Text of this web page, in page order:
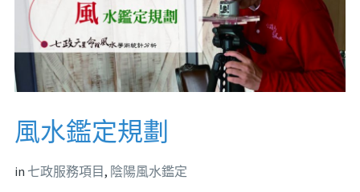
風水鑑定規劃
in 七政服務項目 , 陰陽風水鑑定